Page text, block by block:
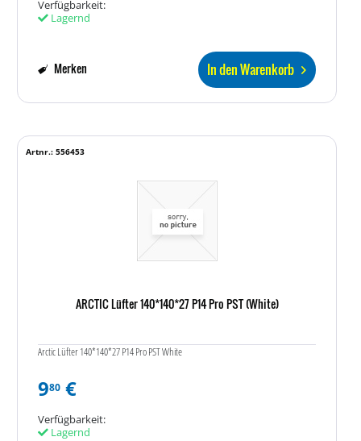
Verfügbarkeit:
Lagernd
In den Warenkorb
Merken
ARCTIC Lüfter 140*140*27 P14 Pro PST (White)
Arctic Lüfter 140*140*27 P14 Pro PST White
Artnr.: 556453
980 €
Verfügbarkeit:
Lagernd